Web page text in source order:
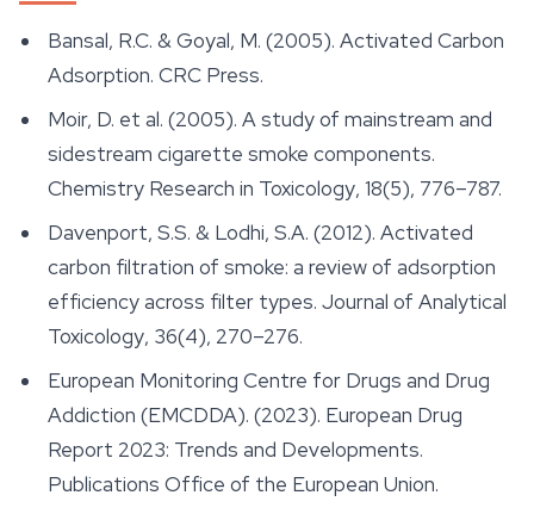
Bansal, R.C. & Goyal, M. (2005). Activated Carbon
Adsorption. CRC Press.
Moir, D. et al. (2005). A study of mainstream and
sidestream cigarette smoke components.
Chemistry Research in Toxicology, 18(5), 776–787.
Davenport, S.S. & Lodhi, S.A. (2012). Activated
carbon filtration of smoke: a review of adsorption
efficiency across filter types. Journal of Analytical
Toxicology, 36(4), 270–276.
European Monitoring Centre for Drugs and Drug
Addiction (EMCDDA). (2023). European Drug
Report 2023: Trends and Developments.
Publications Office of the European Union.